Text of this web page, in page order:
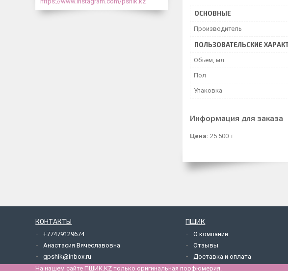
ОСНОВНЫЕ
Производитель
ПОЛЬЗОВАТЕЛЬСКИЕ
Объем, мл
Пол
Упаковка
Информация для заказа
Цена: 25 500 ₸
КОНТАКТЫ
+77479129674
Анастасия Вячеславовна
gpshik@inbox.ru
ПШИК
О компании
Отзывы
Доставка и оплата
На нашем сайте ПШИК.KZ только оригинальная порфюмерия.